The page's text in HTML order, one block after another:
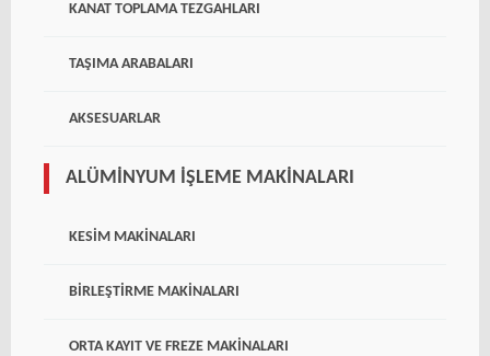
KANAT TOPLAMA TEZGAHLARI
TAŞIMA ARABALARI
AKSESUARLAR
ALÜMINYUM İŞLEME MAKINALARI
KESIM MAKINALARI
BIRLEŞTIRME MAKINALARI
ORTA KAYIT VE FREZE MAKINALARI